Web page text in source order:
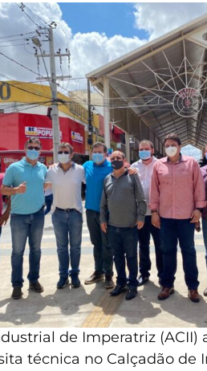
de Imperatriz
técnica no Calçadão